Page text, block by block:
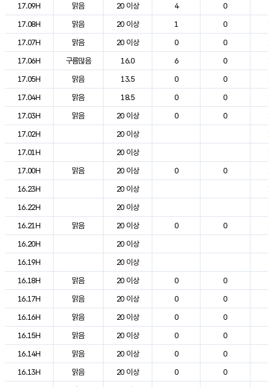
17.09H
맑음 20 이상 4 0
17.08H
맑음 20 이상 1 0
17.07H
맑음 20 이상 0 0
17.06H
구름많음 16.0 6 0
17.05H
맑음 13.5 0 0
17.04H
맑음 18.5 0 0
17.03H
맑음 20 이상 0 0
17.02H
20 이상
17.01H
20 이상
17.00H
맑음 20 이상 0 0
16.23H
20 이상
16.22H
20 이상
16.21H
맑음 20 이상 0 0
16.20H
20 이상
16.19H
20 이상
16.18H
맑음 20 이상 0 0
16.17H
맑음 20 이상 0 0
16.16H
맑음 20 이상 0 0
16.15H
맑음 20 이상 0 0
16.14H
맑음 20 이상 0 0
16.13H
맑음 20 이상 0 0